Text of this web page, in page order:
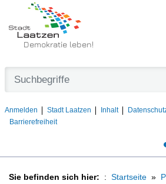
Demokratie leben!
Anmelden Stadt Laatzen Inhalt
Barrierefreiheit
Sie befinden sich hier: Startseite